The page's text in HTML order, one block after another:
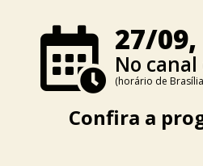
27/
No
(horário de
Confira a